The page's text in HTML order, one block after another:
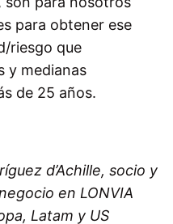
para obtener ese
riesgo que
y medianas
de 25 años.
d’Achille, socio y
en LONVIA
Latam y US